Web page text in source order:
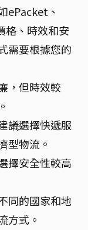
ePacket、
格、時效和安
需要根據您的
，但時效較
議選擇快遞服
型物流。
擇安全性較高
同的國家和地
方式。